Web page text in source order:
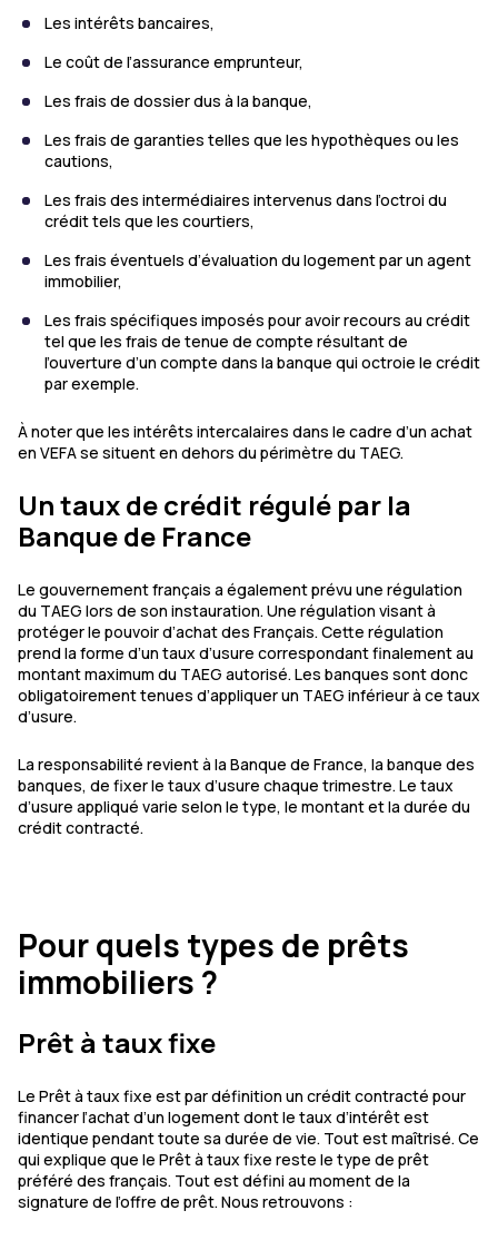
Les intérêts bancaires,
Le coût de l’assurance emprunteur,
Les frais de dossier dus à la banque,
Les frais de garanties telles que les hypothèques ou les
cautions,
Les frais des intermédiaires intervenus dans l’octroi du
crédit tels que les courtiers,
Les frais éventuels d’évaluation du logement par un agent
immobilier,
Les frais spécifiques imposés pour avoir recours au crédit
tel que les frais de tenue de compte résultant de
l’ouverture d’un compte dans la banque qui octroie le crédit
par exemple.
À noter que les intérêts intercalaires dans le cadre d’un achat
en VEFA se situent en dehors du périmètre du TAEG.
Un taux de crédit régulé par la
Banque de France
Le gouvernement français a également prévu une régulation
du TAEG lors de son instauration. Une régulation visant à
protéger le pouvoir d’achat des Français. Cette régulation
prend la forme d’un taux d’usure correspondant finalement au
montant maximum du TAEG autorisé. Les banques sont donc
obligatoirement tenues d’appliquer un TAEG inférieur à ce taux
d’usure.
La responsabilité revient à la Banque de France, la banque des
banques, de fixer le taux d’usure chaque trimestre. Le taux
d’usure appliqué varie selon le type, le montant et la durée du
crédit contracté.
Pour quels types de prêts
immobiliers ?
Prêt à taux fixe
Le Prêt à taux fixe est par définition un crédit contracté pour
financer l’achat d’un logement dont le taux d’intérêt est
identique pendant toute sa durée de vie. Tout est maîtrisé. Ce
qui explique que le Prêt à taux fixe reste le type de prêt
préféré des français. Tout est défini au moment de la
signature de l’offre de prêt. Nous retrouvons :